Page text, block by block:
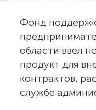
Фонд
области ввел
продукт для
контрактов,
службе